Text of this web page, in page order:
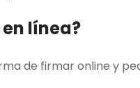
línea?
de firmar online y